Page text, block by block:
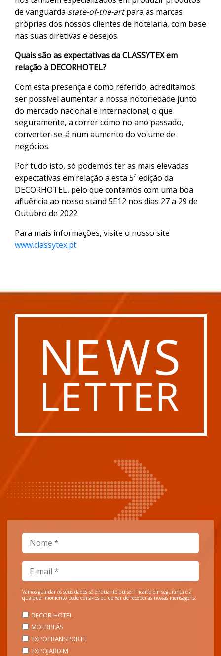
de vanguarda state-of-the-artpara as marcas
próprias dos nossos clientes de hotelaria, com base
nas suas diretivas e desejos.
Quais são as expectativas da CLASSYTEX em
relação à DECORHOTEL?
Com esta presença e como referido, acreditamos
ser possível aumentar a nossa notoriedade junto
do mercado nacional e internacional; o que
seguramente, a correr como no ano passado,
converter-se-á num aumento do volume de
negócios.
Por tudo isto, só podemos ter as mais elevadas
expectativas em relação a esta 5ª edição da
DECORHOTEL, pelo que contamos com uma boa
afluência ao nosso stand 5E12 nos dias 27 a 29 de
Outubro de 2022.
Para mais informações, visite o nosso site
www.classytex.pt
Vamos guardar os seus dados só enquanto quiser. Ficarão em segurança e a
qualquer momento pode editá-los ou deixar de receber as nossas mensagens.
DECOR HOTEL
MOLDPLÁS
EXPOTRANSPORTE
EXPOJARDIM